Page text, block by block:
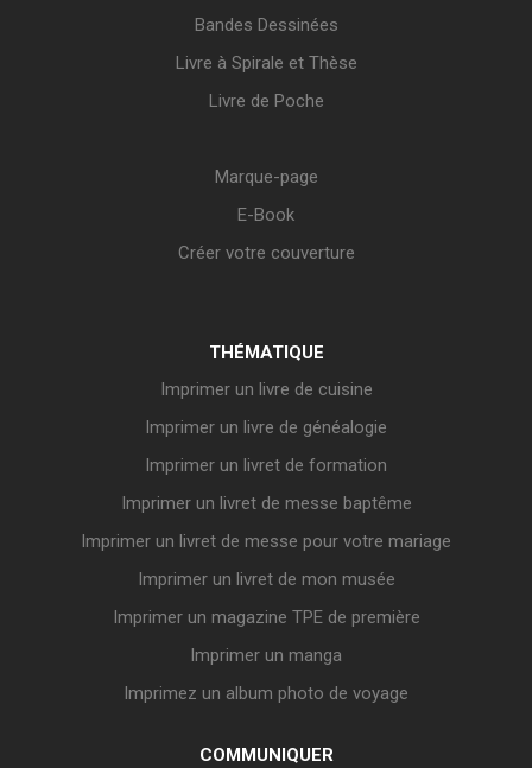
Bandes Dessinées
Livre à Spirale et Thèse
Livre de Poche
Marque-page
E-Book
Créer votre couverture
THÉMATIQUE
Imprimer un livre de cuisine
Imprimer un livre de généalogie
Imprimer un livret de formation
Imprimer un livret de messe baptême
Imprimer un livret de messe pour votre mariage
Imprimer un livret de mon musée
Imprimer un magazine TPE de première
Imprimer un manga
Imprimez un album photo de voyage
COMMUNIQUER